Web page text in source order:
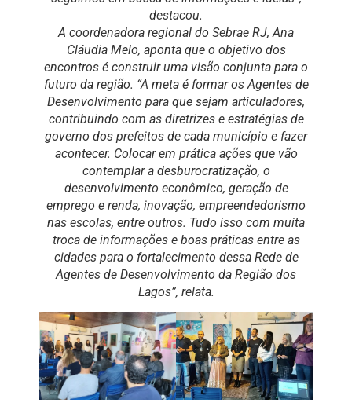
destacou.
A coordenadora regional do Sebrae RJ, Ana
Cláudia Melo, aponta que o objetivo dos
encontros é construir uma visão conjunta para o
futuro da região. “A meta é formar os Agentes de
Desenvolvimento para que sejam articuladores,
contribuindo com as diretrizes e estratégias de
governo dos prefeitos de cada município e fazer
acontecer. Colocar em prática ações que vão
contemplar a desburocratização, o
desenvolvimento econômico, geração de
emprego e renda, inovação, empreendedorismo
nas escolas, entre outros. Tudo isso com muita
troca de informações e boas práticas entre as
cidades para o fortalecimento dessa Rede de
Agentes de Desenvolvimento da Região dos
Lagos”, relata.